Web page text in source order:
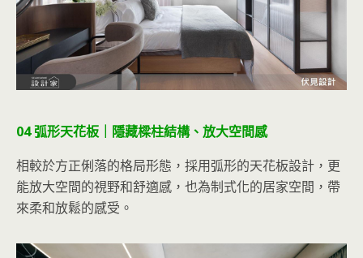
04 弧形天花板｜隱藏樑柱結構、放大空間感
相較於方正俐落的格局形態，採用弧形的天花板設計，更
能放大空間的視野和舒適感，也為制式化的居家空間，帶
來柔和放鬆的感受。